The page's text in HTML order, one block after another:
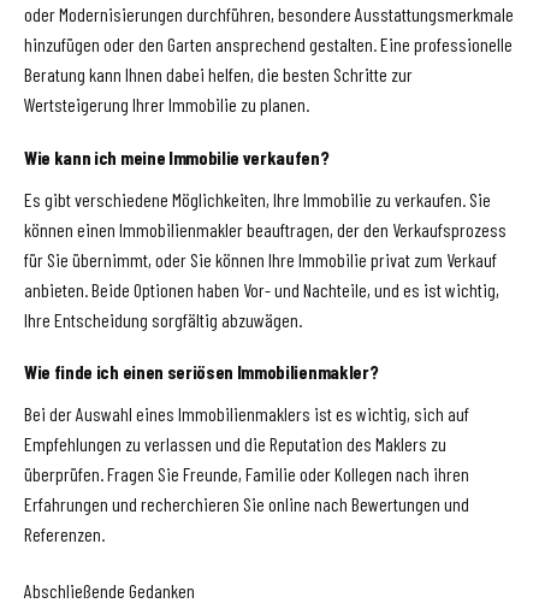
oder Modernisierungen durchführen, besondere Ausstattungsmerkmale
hinzufügen oder den Garten ansprechend gestalten. Eine professionelle
Beratung kann Ihnen dabei helfen, die besten Schritte zur
Wertsteigerung Ihrer Immobilie zu planen.
Wie kann ich meine Immobilie verkaufen?
Es gibt verschiedene Möglichkeiten, Ihre Immobilie zu verkaufen. Sie
können einen Immobilienmakler beauftragen, der den Verkaufsprozess
für Sie übernimmt, oder Sie können Ihre Immobilie privat zum Verkauf
anbieten. Beide Optionen haben Vor- und Nachteile, und es ist wichtig,
Ihre Entscheidung sorgfältig abzuwägen.
Wie finde ich einen seriösen Immobilienmakler?
Bei der Auswahl eines Immobilienmaklers ist es wichtig, sich auf
Empfehlungen zu verlassen und die Reputation des Maklers zu
überprüfen. Fragen Sie Freunde, Familie oder Kollegen nach ihren
Erfahrungen und recherchieren Sie online nach Bewertungen und
Referenzen.
Abschließende Gedanken